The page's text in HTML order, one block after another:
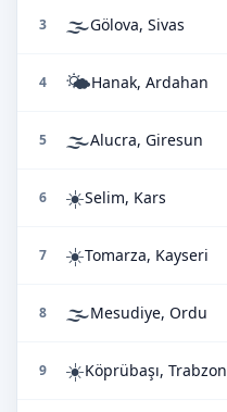
3 🌫️Gölova, Sivas
4 🌤️Hanak, Ardahan
5 🌫️Alucra, Giresun
6 ☀️Selim, Kars
7 ☀️Tomarza, Kayseri
8 🌫️Mesudiye, Ordu
9 ☀️Köprübaşı, Trabzon